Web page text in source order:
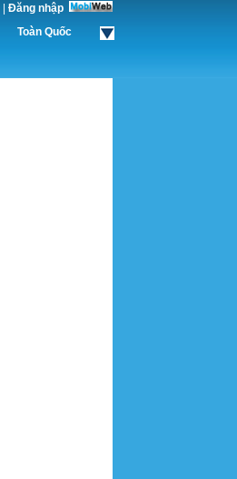
Đăng nhập
Toàn Quốc